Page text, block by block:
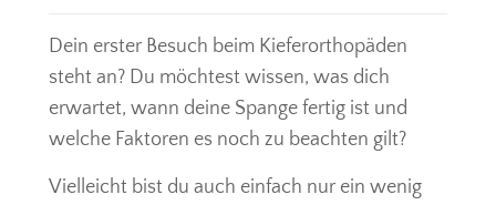
Dein erster Besuch beim Kieferorthopäden
steht an? Du möchtest wissen, was dich
erwartet, wann deine Spange fertig ist und
welche Faktoren es noch zu beachten gilt?
Vielleicht bist du auch einfach nur ein wenig